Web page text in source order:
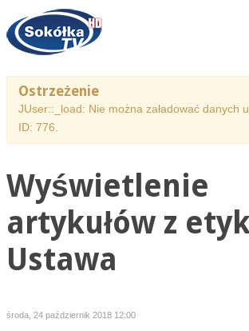
Ostrzeżenie
JUser::_load: Nie można załadować danych
ID: 776.
Wyświetlenie
artykułów z
Ustawa
środa, 24 październik 2018 12:00